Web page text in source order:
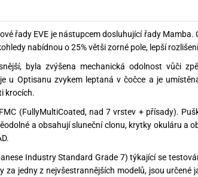
řady EVE je nástupcem dosluhující řady
nabídnou o 25% větši zorné pole, lepší
byla zvýšena mechanická odolnost vůči
u Optisanu zvykem leptaná v čočce a je
krocích.
(FullyMultiCoated, nad 7 vrstev + přísady).
a obsahují sluneční clonu, krytky okuláru a
Industry Standard Grade 7) týkající se
jedny z nejvšestrannějších modelů, jsou určené